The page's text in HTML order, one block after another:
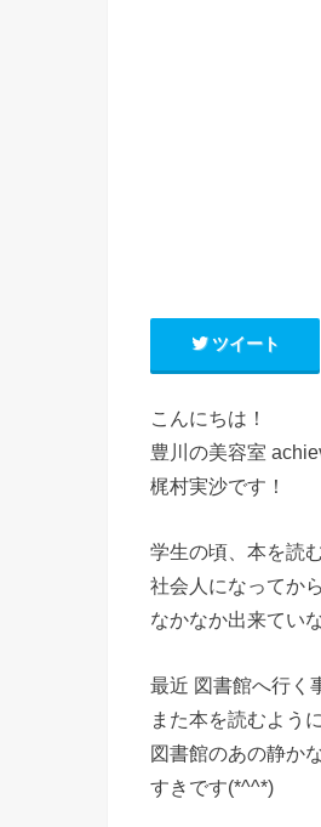
ツイート
こんにちは！
豊川の美容室
梶村実沙です！
学生の頃、本を読
社会人になってから
なかなか出来てい
最近 図書館へ行く
また本を読むよう
図書館のあの静か
すきです(*^^*)